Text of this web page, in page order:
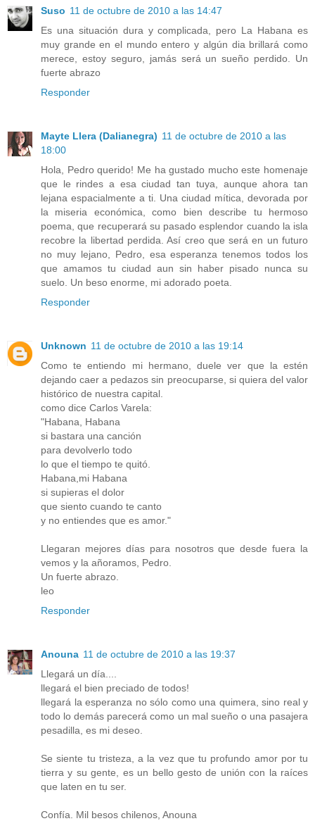
Suso 11 de octubre de 2010 a las 14:47
Es una situación dura y complicada, pero La Habana es
muy grande en el mundo entero y algún dia brillará como
merece, estoy seguro, jamás será un sueño perdido. Un
fuerte abrazo
Responder
Mayte Llera (Dalianegra) 11 de octubre de 2010 a las
18:00
Hola, Pedro querido! Me ha gustado mucho este homenaje
que le rindes a esa ciudad tan tuya, aunque ahora tan
lejana espacialmente a ti. Una ciudad mítica, devorada por
la miseria económica, como bien describe tu hermoso
poema, que recuperará su pasado esplendor cuando la isla
recobre la libertad perdida. Así creo que será en un futuro
no muy lejano, Pedro, esa esperanza tenemos todos los
que amamos tu ciudad aun sin haber pisado nunca su
suelo. Un beso enorme, mi adorado poeta.
Responder
Unknown 11 de octubre de 2010 a las 19:14
Como te entiendo mi hermano, duele ver que la estén
dejando caer a pedazos sin preocuparse, si quiera del valor
histórico de nuestra capital.
como dice Carlos Varela:
"Habana, Habana
si bastara una canción
para devolverlo todo
lo que el tiempo te quitó.
Habana,mi Habana
si supieras el dolor
que siento cuando te canto
y no entiendes que es amor."
Llegaran mejores días para nosotros que desde fuera la
vemos y la añoramos, Pedro.
Un fuerte abrazo.
leo
Responder
Anouna 11 de octubre de 2010 a las 19:37
Llegará un día....
llegará el bien preciado de todos!
llegará la esperanza no sólo como una quimera, sino real y
todo lo demás parecerá como un mal sueño o una pasajera
pesadilla, es mi deseo.
Se siente tu tristeza, a la vez que tu profundo amor por tu
tierra y su gente, es un bello gesto de unión con la raíces
que laten en tu ser.
Confía. Mil besos chilenos, Anouna